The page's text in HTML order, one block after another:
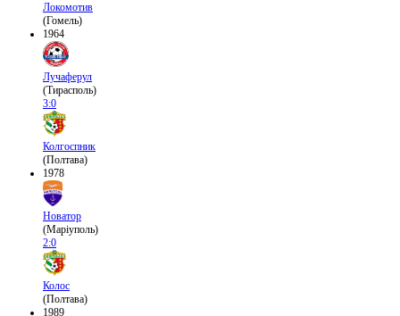
Локомотив
(Гомель)
1964
Лучаферул
(Тирасполь)
3:0
Колгоспник
(Полтава)
1978
Новатор
(Маріуполь)
2:0
Колос
(Полтава)
1989